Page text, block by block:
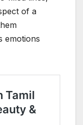
of a
emotions